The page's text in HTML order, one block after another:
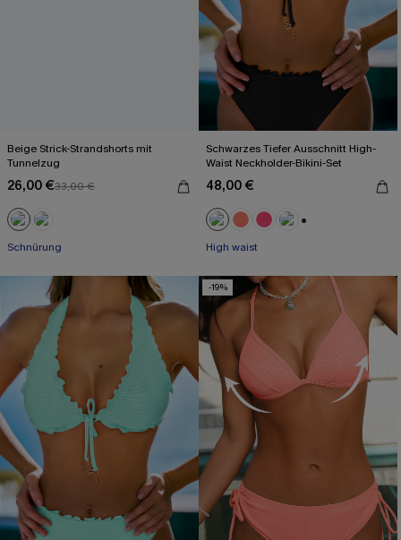
Beige Strick-Strandshorts mit
Tunnelzug
26,00 €33,00 €
Schnürung
Schwarzes Tiefer Ausschnitt High-
Waist Neckholder-Bikini-Set
48,00 €
High waist
-19%